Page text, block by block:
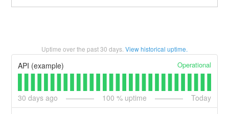
Uptime over the past30 days. View historical uptime.
API (example) Operational
30 days ago 100 % uptime Today